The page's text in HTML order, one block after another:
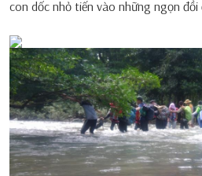
con dốc nhỏ tiến vào những ngọn đồi